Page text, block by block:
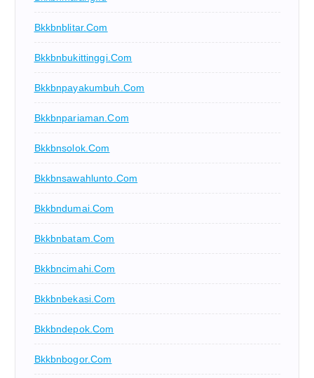
Bkkbnblitar.com
Bkkbnbukittinggi.com
Bkkbnpayakumbuh.com
Bkkbnpariaman.com
Bkkbnsolok.com
Bkkbnsawahlunto.com
Bkkbndumai.com
Bkkbnbatam.com
Bkkbncimahi.com
Bkkbnbekasi.com
Bkkbndepok.com
Bkkbnbogor.com